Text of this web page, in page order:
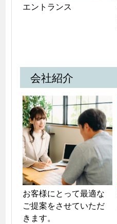
エントランス
会社紹介
お客様にとって最適な
ご提案をさせていただ
きます。